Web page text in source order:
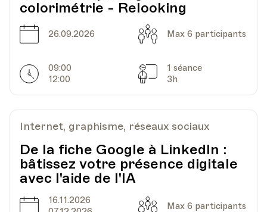
Date20.03.2024 Heure
18.00
HEP - Haute Ecole Pédagogique - Salle 823
Av. de Cour 33
Date27.03.2024 Heure
18.00
Lieu
HEP - Haute Ecole Pédagogique - Salle 823
1005, Lausanne
Av. de Cour 33
colorimétrie - Relooking
Date
26.09.2026 Capacité
Max 6 participants
Horarires
09:00
12:00
Séances
1 séance
3h
Internet, graphisme, réseaux sociaux
De la fiche Google à LinkedIn :
bâtissez votre présence digitale
avec l'aide de l'IA
Date
16.11.2026
Capacité
Max 6 participants